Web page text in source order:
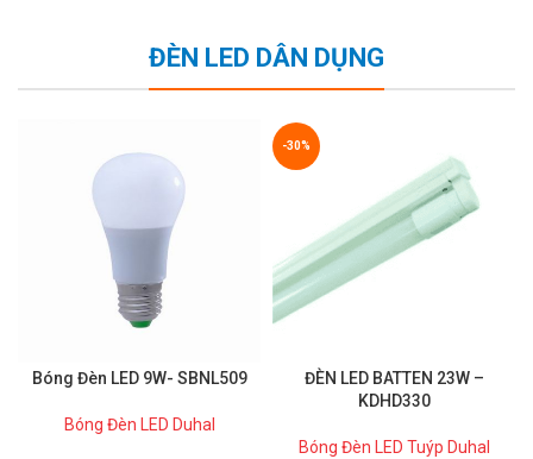
ĐÈN LED DÂN DỤNG
Bóng Đèn LED 9W- SBNL509
Bóng Đèn LED Duhal
-30%
ĐÈN LED BATTEN 23W –
KDHD330
Bóng Đèn LED Tuýp Duhal